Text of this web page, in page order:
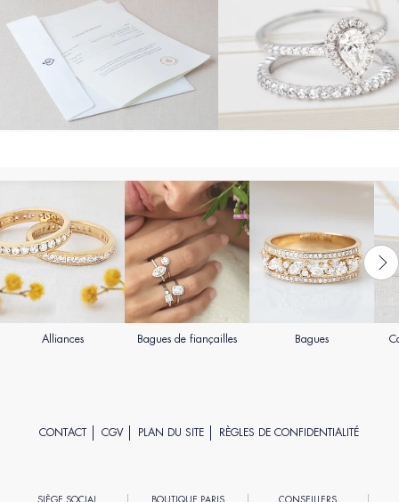
Alliances Bagues de fiançailles Bagues
CONTACT CGV PLAN DU SITE RÈGLES DE CONFIDENTIALITÉ
SIÈGE SOCIAL BOUTIQUE PARIS CONSEILLERS